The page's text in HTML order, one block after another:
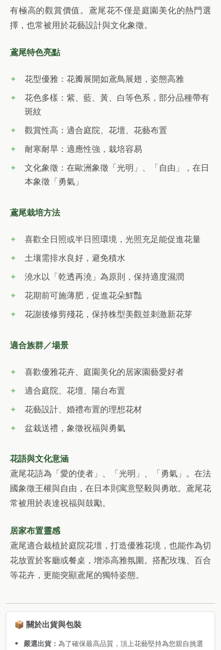
有極高的觀賞價值。鳶尾花不僅是庭園美化的熱門選
擇，也常被用於花藝設計與文化象徵。
鳶尾特色亮點
花型優雅：花瓣展開如鳶鳥展翅，姿態高雅
花色多樣：紫、藍、黃、白等色系，部分品種帶有
斑紋
觀賞性高：適合庭院、花壇、花藝布置
耐寒耐旱：適應性強，栽培容易
文化象徵：在歐洲象徵「光明」、「自由」，在日
本象徵「勇氣」
鳶尾栽培方法
喜歡全日照或半日照環境，光照充足能促進花量
土壤需排水良好，避免積水
澆水以「乾透再澆」為原則，保持適度濕潤
花期前可施薄肥，促進花朵鮮豔
花謝後修剪殘花，保持株型美觀並刺激新花芽
適合族群／場景
喜歡優雅花卉、庭園美化的居家園藝愛好者
適合庭院、花壇、陽台布置
花藝設計、婚禮布置的理想花材
盆栽送禮，象徵祝福與勇氣
花語與文化意涵
鳶尾花語為「愛的使者」、「光明」、「勇氣」。在法
國象徵王權與自由，在日本則寓意堅毅與勇敢。鳶尾花
常被用於表達祝福與鼓勵。
居家布置靈感
鳶尾適合栽植於庭院花壇，打造優雅花境，也能作為切
花放置於客廳或餐桌，增添高雅氛圍。搭配玫瑰、百合
等花卉，更能突顯鳶尾的獨特姿態。
📦 關於出貨與包裝
嚴選出貨：為了確保最高品質，頂上花藝堅持為您親自挑選